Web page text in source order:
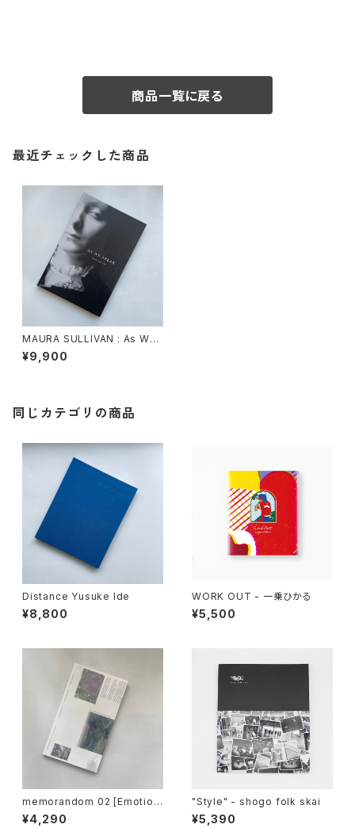
商品一覧に戻る
最近チェックした商品
MAURA SULLIVAN : As We
Speak
¥9,900
同じカテゴリの商品
Distance Yusuke Ide
¥8,800
WORK OUT - 一乗ひかる
¥5,500
memorandom 02 [Emotion
al Particles] :Sayaka Maruy
ama
¥4,290
"Style" - shogo folk skai
¥5,390